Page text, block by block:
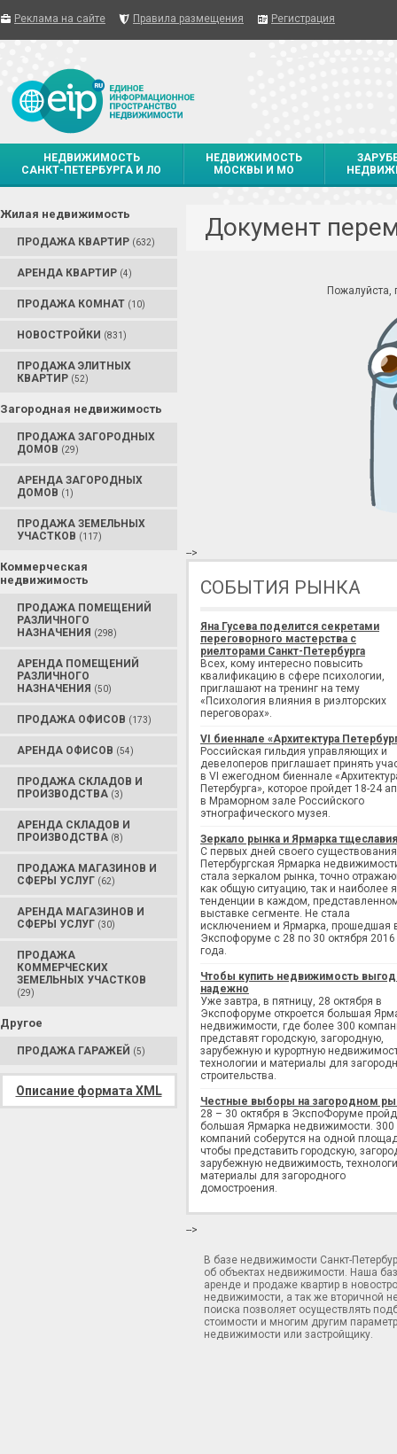
Реклама на сайте Правила размещения Регистрация
НЕДВИЖИМОСТЬ
САНКТ-ПЕТЕРБУРГА И ЛО
НЕДВИЖИМОСТЬ
МОСКВЫ И МО
Жилая недвижимость
ПРОДАЖА КВАРТИР (632)
АРЕНДА КВАРТИР (4)
ПРОДАЖА КОМНАТ (10)
НОВОСТРОЙКИ (831)
ПРОДАЖА ЭЛИТНЫХ
КВАРТИР (52)
Загородная недвижимость
ПРОДАЖА ЗАГОРОДНЫХ
ДОМОВ (29)
АРЕНДА ЗАГОРОДНЫХ
ДОМОВ (1)
ПРОДАЖА ЗЕМЕЛЬНЫХ
УЧАСТКОВ (117)
Коммерческая
недвижимость
ПРОДАЖА ПОМЕЩЕНИЙ
РАЗЛИЧНОГО
НАЗНАЧЕНИЯ (298)
АРЕНДА ПОМЕЩЕНИЙ
РАЗЛИЧНОГО
НАЗНАЧЕНИЯ (50)
ПРОДАЖА ОФИСОВ (173)
АРЕНДА ОФИСОВ (54)
ПРОДАЖА СКЛАДОВ И
ПРОИЗВОДСТВА (3)
АРЕНДА СКЛАДОВ И
ПРОИЗВОДСТВА (8)
ПРОДАЖА МАГАЗИНОВ И
СФЕРЫ УСЛУГ (62)
АРЕНДА МАГАЗИНОВ И
СФЕРЫ УСЛУГ (30)
ПРОДАЖА
КОММЕРЧЕСКИХ
ЗЕМЕЛЬНЫХ УЧАСТКОВ
(29)
Другое
ПРОДАЖА ГАРАЖЕЙ (5)
Описание формата XML
Документ
Пожалуйста,
-->
СОБЫТИЯ РЫНКА
Яна Гусева поделится секретами
переговорного мастерства с
риелторами Санкт-Петербурга
Всех, кому интересно повысить
квалификацию в сфере психологии,
приглашают на тренинг на тему
«Психология влияния в риэлторских
переговорах».
VI биеннале «Архитектура
Российская гильдия управляющих и
девелоперов приглашает принять
в VI ежегодном биеннале
Петербурга», которое пройдет 18-24
в Мраморном зале Российского
этнографического музея.
Зеркало рынка и Ярмарка тщеславия
С первых дней своего существования
Петербургская Ярмарка
стала зеркалом рынка, точно
как общую ситуацию, так и наиболее
тенденции в каждом,
выставке сегменте. Не стала
исключением и Ярмарка, прошедшая
Экспофоруме с 28 по 30 октября 2016
года.
Чтобы купить недвижимость
надежно
Уже завтра, в пятницу, 28 октября в
Экспофоруме откроется большая
недвижимости, где более 300
представят городскую, загородную,
зарубежную и курортную
технологии и материалы для
строительства.
Честные выборы на загородном
28 – 30 октября в ЭкспоФоруме
большая Ярмарка недвижимости. 300
компаний соберутся на одной
чтобы представить городскую,
зарубежную недвижимость,
материалы для загородного
домостроения.
-->
В базе недвижимости Санкт-
об объектах недвижимости. Наша
аренде и продаже квартир в
недвижимости, а так же вторичной
поиска позволяет осуществлять
стоимости и многим другим
недвижимости или застройщику.